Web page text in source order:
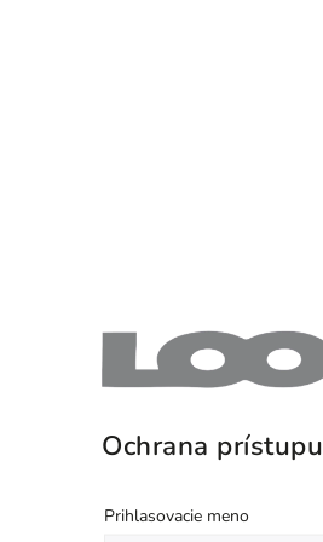
Ochrana prístupu
Prihlasovacie meno